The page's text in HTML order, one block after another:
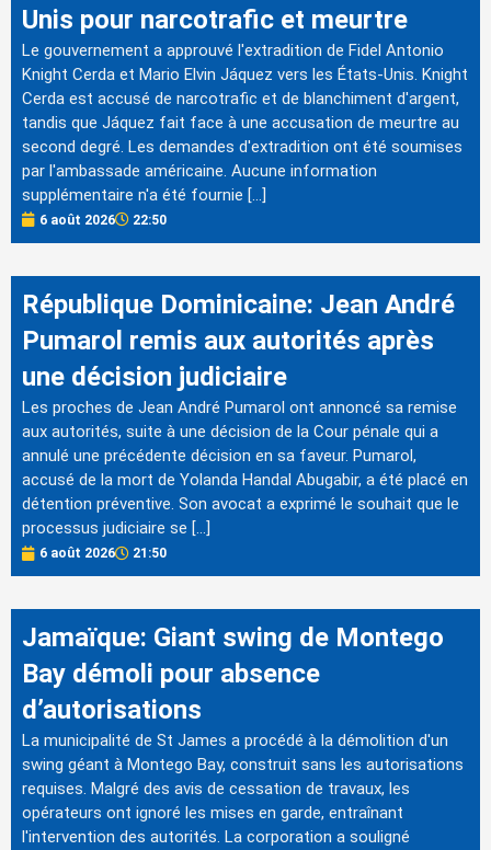
Unis pour narcotrafic et meurtre
Le gouvernement a approuvé l'extradition de Fidel Antonio
Knight Cerda et Mario Elvin Jáquez vers les États-Unis. Knight
Cerda est accusé de narcotrafic et de blanchiment d'argent,
tandis que Jáquez fait face à une accusation de meurtre au
second degré. Les demandes d'extradition ont été soumises
par l'ambassade américaine. Aucune information
supplémentaire n'a été fournie […]
6 août 2026 22:50
République Dominicaine: Jean André
Pumarol remis aux autorités après
une décision judiciaire
Les proches de Jean André Pumarol ont annoncé sa remise
aux autorités, suite à une décision de la Cour pénale qui a
annulé une précédente décision en sa faveur. Pumarol,
accusé de la mort de Yolanda Handal Abugabir, a été placé en
détention préventive. Son avocat a exprimé le souhait que le
processus judiciaire se […]
6 août 2026 21:50
Jamaïque: Giant swing de Montego
Bay démoli pour absence
d’autorisations
La municipalité de St James a procédé à la démolition d'un
swing géant à Montego Bay, construit sans les autorisations
requises. Malgré des avis de cessation de travaux, les
opérateurs ont ignoré les mises en garde, entraînant
l'intervention des autorités. La corporation a souligné